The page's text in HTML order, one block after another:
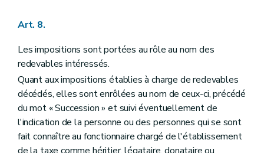
Art. 8.
Les impositions sont portées au rôle au nom des
redevables intéressés.
Quant aux impositions établies à charge de redevables
décédés, elles sont enrôlées au nom de ceux-ci, précédé
du mot « Succession » et suivi éventuellement de
l'indication de la personne ou des personnes qui se sont
fait connaître au fonctionnaire chargé de l'établissement